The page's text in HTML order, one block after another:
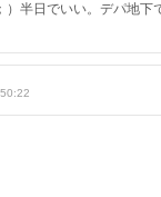
半日でいい。デパ地下